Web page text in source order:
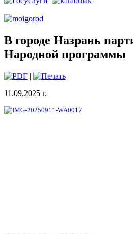
В городе Назрань
Народной программы
|
11.09.2025 г.